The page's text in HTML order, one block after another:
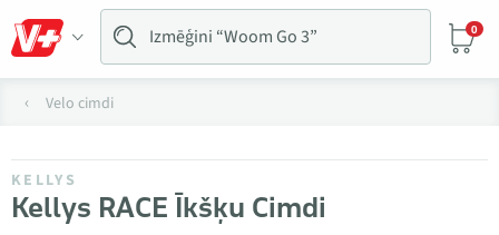
0
Velo cimdi
KELLYS
Kellys RACE Īkšķu Cimdi